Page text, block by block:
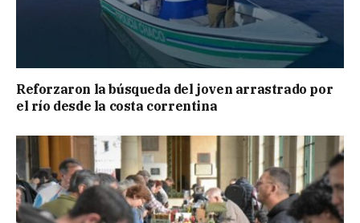
Reforzaron la búsqueda del joven arrastrado por
el río desde la costa correntina